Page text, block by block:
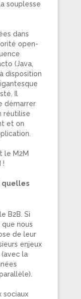
souplesse
dans
open-
(Java,
disposition
Il
démarrer
réutilise
et on
le M2M
!
quelles
B2B. Si
nous
de leur
enjeux
(avec la
sociaux